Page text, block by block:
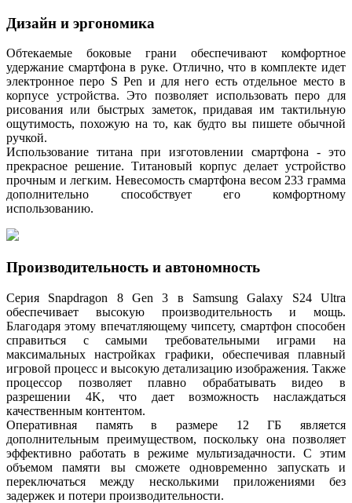
Дизайн и эргономика
Обтекаемые боковые грани обеспечивают комфортное
удержание смартфона в руке. Отлично, что в комплекте идет
электронное перо S Pen и для него есть отдельное место в
корпусе устройства. Это позволяет использовать перо для
рисования или быстрых заметок, придавая им тактильную
ощутимость, похожую на то, как будто вы пишете обычной
ручкой.
Использование титана при изготовлении смартфона - это
прекрасное решение. Титановый корпус делает устройство
прочным и легким. Невесомость смартфона весом 233 грамма
дополнительно способствует его комфортному
использованию.
Производительность и автономность
Серия Snapdragon 8 Gen 3 в Samsung Galaxy S24 Ultra
обеспечивает высокую производительность и мощь.
Благодаря этому впечатляющему чипсету, смартфон способен
справиться с самыми требовательными играми на
максимальных настройках графики, обеспечивая плавный
игровой процесс и высокую детализацию изображения. Также
процессор позволяет плавно обрабатывать видео в
разрешении 4K, что дает возможность наслаждаться
качественным контентом.
Оперативная память в размере 12 ГБ является
дополнительным преимуществом, поскольку она позволяет
эффективно работать в режиме мультизадачности. С этим
объемом памяти вы сможете одновременно запускать и
переключаться между несколькими приложениями без
задержек и потери производительности.